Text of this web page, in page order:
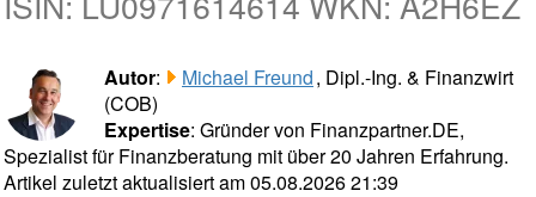
Autor: Michael Freund, Dipl.-Ing. & Finanzwirt
(COB)
Expertise: Gründer von Finanzpartner.DE,
Spezialist für Finanzberatung mit über 20 Jahren Erfahrung.
Artikel zuletzt aktualisiert am 05.08.2026 21:39